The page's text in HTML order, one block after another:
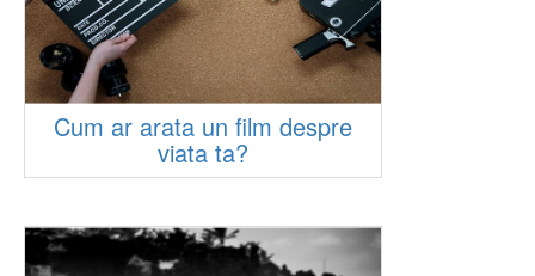
Cum ar arata un film despre
viata ta?